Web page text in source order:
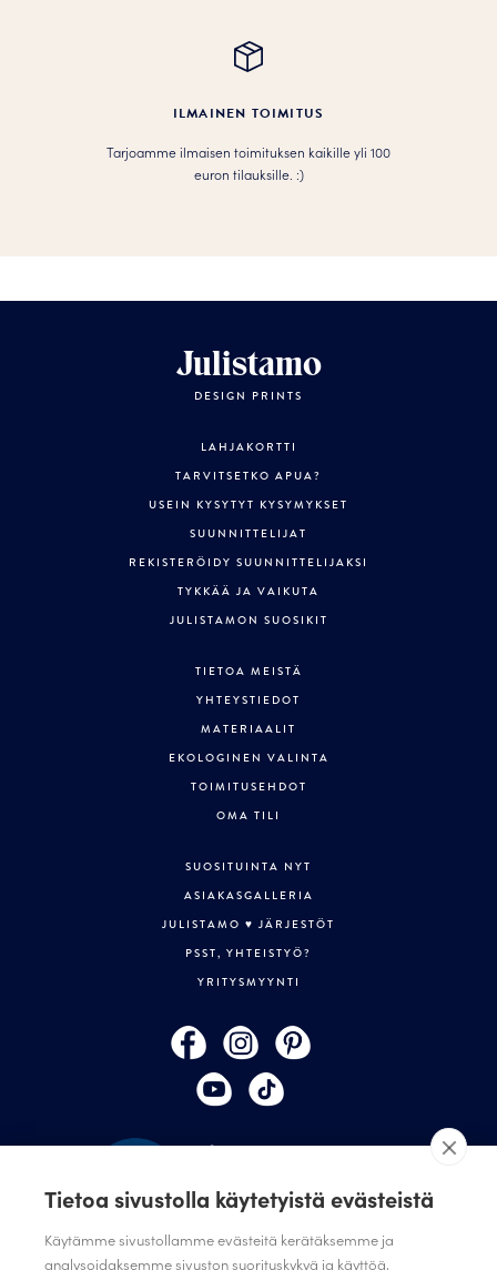
ILMAINEN TOIMITUS
Tarjoamme ilmaisen toimituksen kaikille yli 100
euron tilauksille. :­­)
Julistamo
DESIGN PRINTS
LAHJAKORTTI
TARVITSETKO APUA?
USEIN KYSYTYT KYSYMYKSET
SUUNNITTELIJAT
REKISTERÖIDY SUUNNITTELIJAKSI
TYKKÄÄ JA VAIKUTA
JULISTAMON SUOSIKIT
TIETOA MEISTÄ
YHTEYSTIEDOT
MATERIAALIT
EKOLOGINEN VALINTA
TOIMITUSEHDOT
OMA TILI
SUOSITUINTA NYT
ASIAKASGALLERIA
JULISTAMO ♥ JÄRJESTÖT
PSST, YHTEISTYÖ?
YRITYSMYYNTI
Tietoa sivustolla käytetyistä evästeistä
Käytämme sivustollamme evästeitä kerätäksemme ja
analysoidaksemme sivuston suorituskykyä ja käyttöä,